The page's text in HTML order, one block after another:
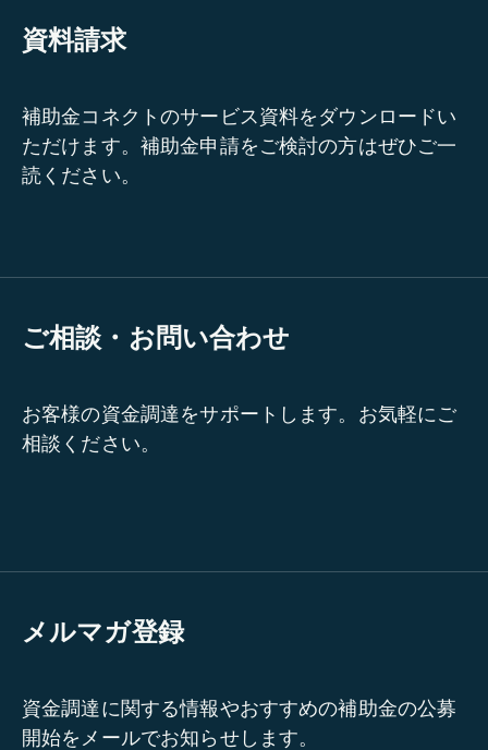
資料請求
補助金コネクトのサービス資料をダウンロードい
ただけます。補助金申請をご検討の方はぜひご一
読ください。
ご相談・お問い合わせ
お客様の資金調達をサポートします。お気軽にご
相談ください。
メルマガ登録
資金調達に関する情報やおすすめの補助金の公募
開始をメールでお知らせします。